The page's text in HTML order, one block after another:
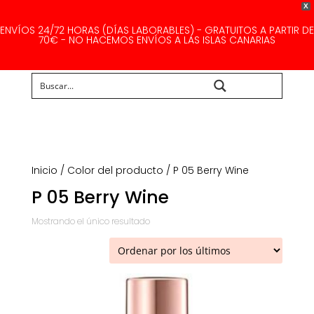
X
ENVÍOS 24/72 HORAS (DÍAS LABORABLES) - GRATUITOS A PARTIR DE
70€ - NO HACEMOS ENVÍOS A LAS ISLAS CANARIAS
Inicio / Color del producto / P 05 Berry Wine
P 05 Berry Wine
Mostrando el único resultado